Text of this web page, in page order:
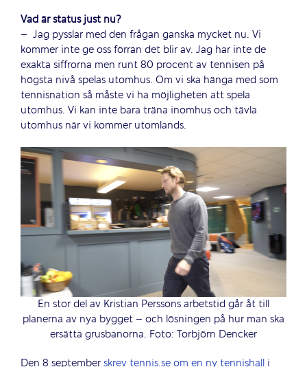
Vad är status just nu?
– Jag pysslar med den frågan ganska mycket nu. Vi
kommer inte ge oss förrän det blir av. Jag har inte de
exakta siffrorna men runt 80 procent av tennisen på
högsta nivå spelas utomhus. Om vi ska hänga med som
tennisnation så måste vi ha möjligheten att spela
utomhus. Vi kan inte bara träna inomhus och tävla
utomhus när vi kommer utomlands.
En stor del av Kristian Perssons arbetstid går åt till
planerna av nya bygget – och lösningen på hur man ska
ersätta grusbanorna. Foto: Torbjörn Dencker
Den 8 septemberskrev tennis.se om en ny tennishall i